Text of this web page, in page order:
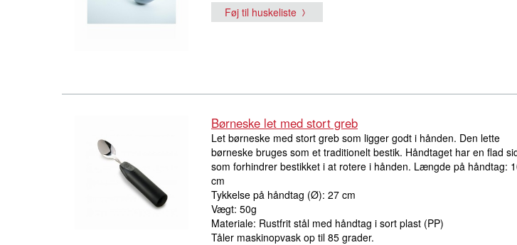
Føj til huskeliste
Børneske let med stort greb
Let børneske med stort greb som ligger godt i hånden. Den lette
børneske bruges som et traditionelt bestik. Håndtaget har en flad
som forhindrer bestikket i at rotere i hånden. Længde på håndtag:
cm
Tykkelse på håndtag (Ø): 27 cm
Vægt: 50g
Materiale: Rustfrit stål med håndtag i sort plast (PP)
Tåler maskinopvask op til 85 grader.